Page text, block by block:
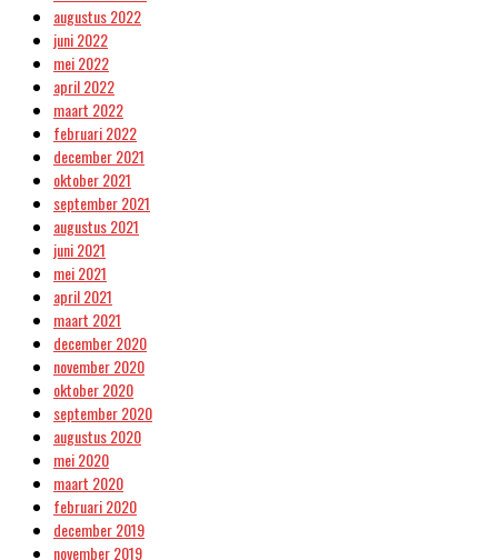
augustus 2022
juni 2022
mei 2022
april 2022
maart 2022
februari 2022
december 2021
oktober 2021
september 2021
augustus 2021
juni 2021
mei 2021
april 2021
maart 2021
december 2020
november 2020
oktober 2020
september 2020
augustus 2020
mei 2020
maart 2020
februari 2020
december 2019
november 2019